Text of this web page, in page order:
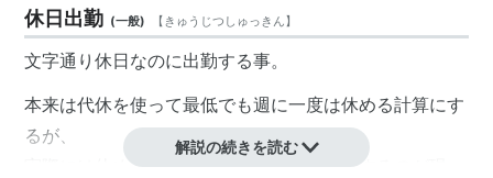
休日出勤 (一般) 【きゅうじつしゅっきん】
文字通り休日なのに出勤する事。
本来は代休を使って最低でも週に一度は休める計算にす
るが、
実際には休めずそのまま次の週末まで勤務するのが現
解説の続きを読む